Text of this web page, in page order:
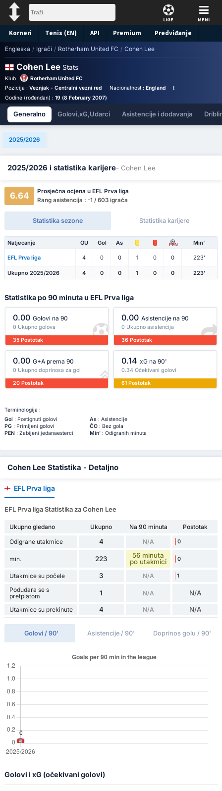
LIGE MENI
Korneri Tenis (EN) API Premium Predviđanje
Engleska / Igrači / Rotherham United FC / Cohen Lee
Cohen Lee Stats
Klub :
Rotherham United FC
Pozicija : Veznjak - Centralni vezni red Nacionalnost : England Birthplace :
Godine (rođendan) : 19 (8 February 2007)
Generalno Golovi,xG,Udarci Asistencije i dodavanja
2025/2026
2025/2026 i statistika karijere- Cohen Lee
6.64
Prosječna ocjena u EFL Prva liga
Rang asistencija : -1 / 603 igrača
Statistika sezone Statistika karijere
Natjecanje OU Gol As PEN Min'
EFL Prva liga 4 0 0 1 0 0 223'
Ukupno 2025/2026 4 0 0 1 0 0 223'
Statistika po 90 minuta u EFL Prva liga
0.00 Golovi na 90
0 Ukupno golova
35 Postotak
0.00 Asistencije na 90
0 Ukupno asistencija
36 Postotak
0.00 G+A prema 90
0 Ukupno doprinosa za gol
20 Postotak
0.14 xG na 90'
0.34 Očekivani golovi
61 Postotak
Terminologija :
Gol : Postignuti golovi As: Asistencije
PG: Primljeni golovi ČO: Bez gola
PEN: Zabijeni jedanaesterci Min': Odigranih minuta
Cohen Lee Statistika - Detaljno
EFL Prva liga
EFL Prva liga Statistika za Cohen Lee
Ukupno gledano Ukupno Na 90 minuta
Postotak
Odigrane utakmice
4 N/A 0
min. 223
56 minuta
po utakmici
0
Utakmice su počele 3 N/A 1
Podudara se s
pretplatom
1 N/A N/A
Utakmice su prekinute 4 N/A N/A
Golovi / 90' Asistencije / 90' Doprinos golu / 90'
Golovi i xG (očekivani golovi)